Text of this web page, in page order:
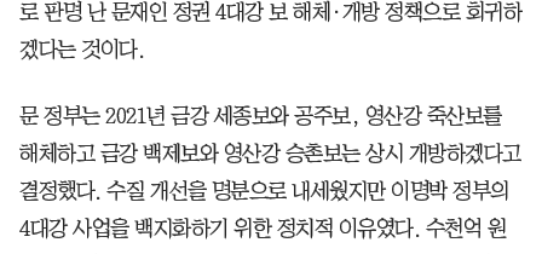
로 판명 난 문재인 정권 4대강 보 해체·개방 정책으로 회귀하
겠다는 것이다.
문 정부는 2021년 금강 세종보와 공주보, 영산강 죽산보를
해체하고 금강 백제보와 영산강 승촌보는 상시 개방하겠다고
결정했다. 수질 개선을 명분으로 내세웠지만 이명박 정부의
4대강 사업을 백지화하기 위한 정치적 이유였다. 수천억 원